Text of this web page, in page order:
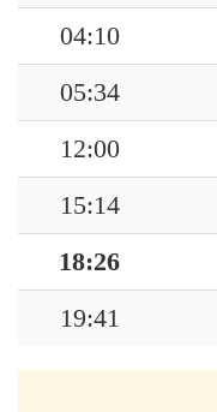
04:10
05:34
12:00
15:14
18:26
19:41